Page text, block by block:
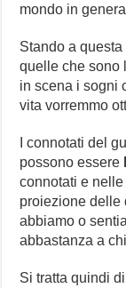
mondo in
Stando a
quelle che sono
in scena i sogni
vita vorremmo
I connotati del
possono essere
connotati e
proiezione delle
abbiamo o
abbastanza a
Si tratta quindi